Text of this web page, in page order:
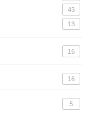
43
13
16
16
5